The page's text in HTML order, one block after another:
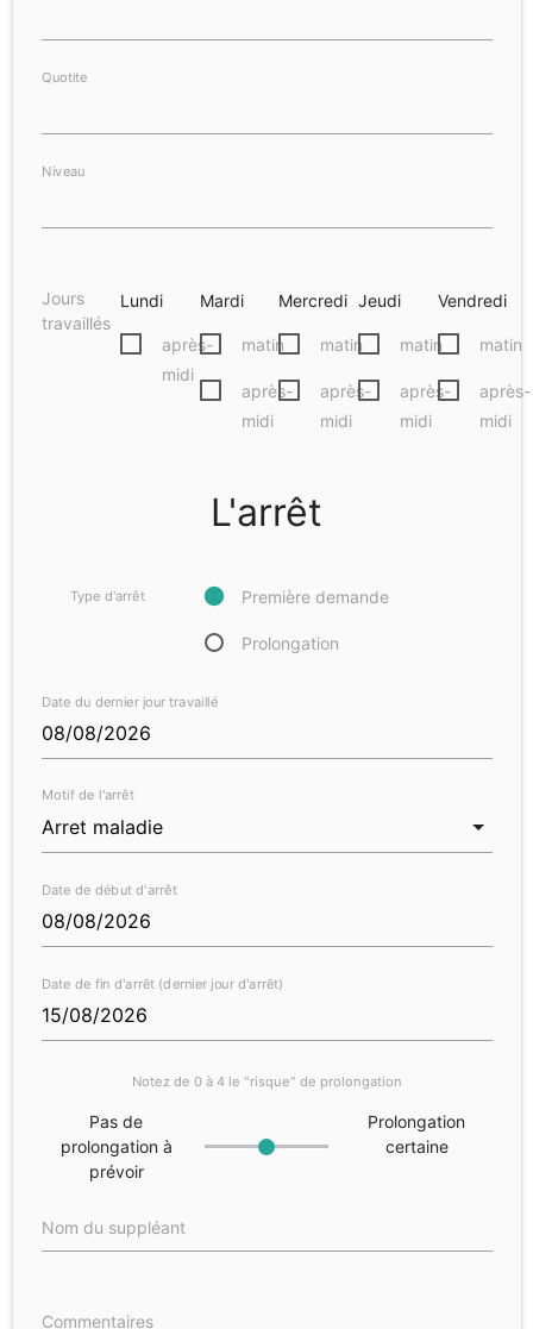
Quotite
Niveau
Jours
travaillés
Lundi
après-
midi
Mardi
matin
après-
midi
Mercredi
matin
après-
midi
Jeudi
matin
après-
midi
Vendredi
matin
après-
midi
L'arrêt
Type d'arrêt Première demande
Prolongation
Date du dernier jour travaillé
Motif de l'arrêt
Date de début d'arrêt
Date de fin d'arrêt (dernier jour d'arrêt)
Notez de 0 à 4 le "risque" de prolongation
Pas de
prolongation à
prévoir
Prolongation
certaine
Nom du suppléant
Commentaires